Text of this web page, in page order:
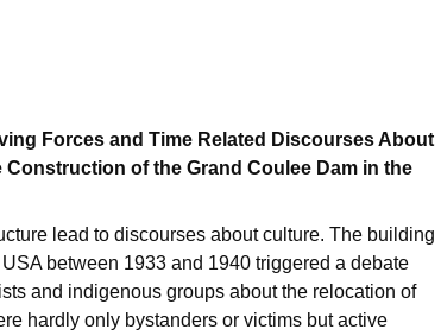
Forces and Time Related Discourses About
Construction of the Grand Coulee Dam in the
lead to discourses about culture. The building
between 1933 and 1940 triggered a debate
and indigenous groups about the relocation of
hardly only bystanders or victims but active